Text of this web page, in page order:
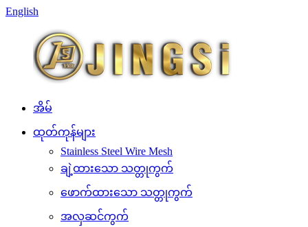
English
အိမ်
ထုတ်ကုန်များ
Stainless Steel Wire Mesh
ချဲ့ထားသော သတ္တုကွက်
ဖောက်ထားသော သတ္တုကွက်
အလှဆင်ကွက်